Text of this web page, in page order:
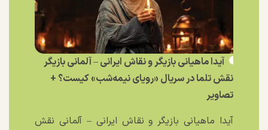
آیدا ماهیانی بازیگر و نقاش ایرانی – آلمانی بازیگر
نقش تلما در سریال «رویای نیمه‌شب» کیست؟ +
تصاویر
آیدا ماهیانی بازیگر و نقاش ایرانی – آلمانی نقش